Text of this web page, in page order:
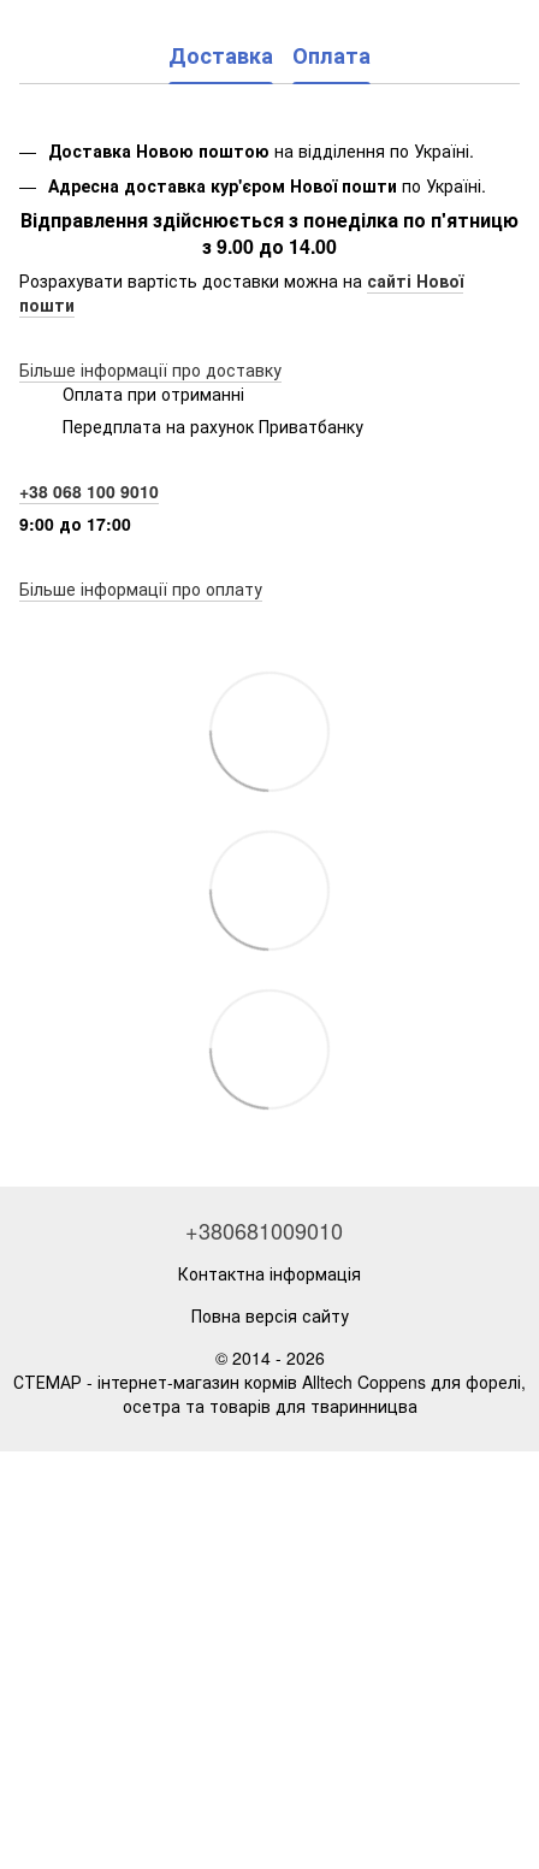
Доставка Оплата
Доставка Новою поштою на відділення по Україні.
Адресна доставка кур'єром Нової пошти по Україні.
Відправлення здійснюється з понеділка по п'ятницю
з 9.00 до 14.00
Розрахувати вартість доставки можна на сайті Нової
пошти
Більше інформації про доставку
Оплата при отриманні
Передплата на рахунок Приватбанку
+38 068 100 9010
9:00 до 17:00
Більше інформації про оплату
+380681009010
Контактна інформація
Повна версія сайту
© 2014 - 2026
СТЕМАР - інтернет-магазин кормів Alltech Coppens для форелі,
осетра та товарів для тваринницва